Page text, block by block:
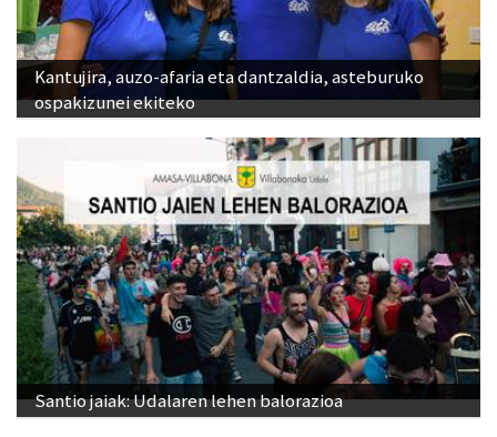
Kantujira, auzo-afaria eta dantzaldia, asteburuko
ospakizunei ekiteko
Santio jaiak: Udalaren lehen balorazioa